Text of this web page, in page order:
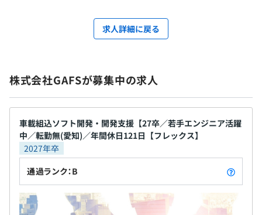
求人詳細に戻る
株式会社GAFSが募集中の求人
車載組込ソフト開発・開発支援【27卒／若手エンジニア活躍
中／転勤無(愛知)／年間休日121日【フレックス】
2027年卒
通過ランク：B